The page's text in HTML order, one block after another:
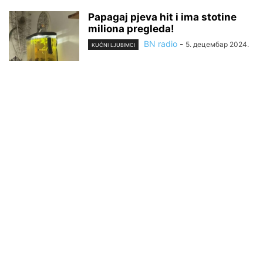
Papagaj pjeva hit i ima stotine
miliona pregleda!
KUĆNI LJUBIMCI BN radio - 5. децембар 2024.